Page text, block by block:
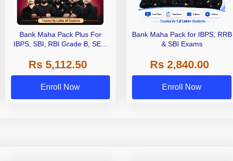
Bank Maha Pack Plus For
IBPS, SBI, RBI Grade B, SEBI
Other Grade A & Grade B Bank
Exams
Rs 5,112.50
Enroll Now
Bank Maha Pack for IBPS, RRB
& SBI Exams
Rs 2,840.00
Enroll Now